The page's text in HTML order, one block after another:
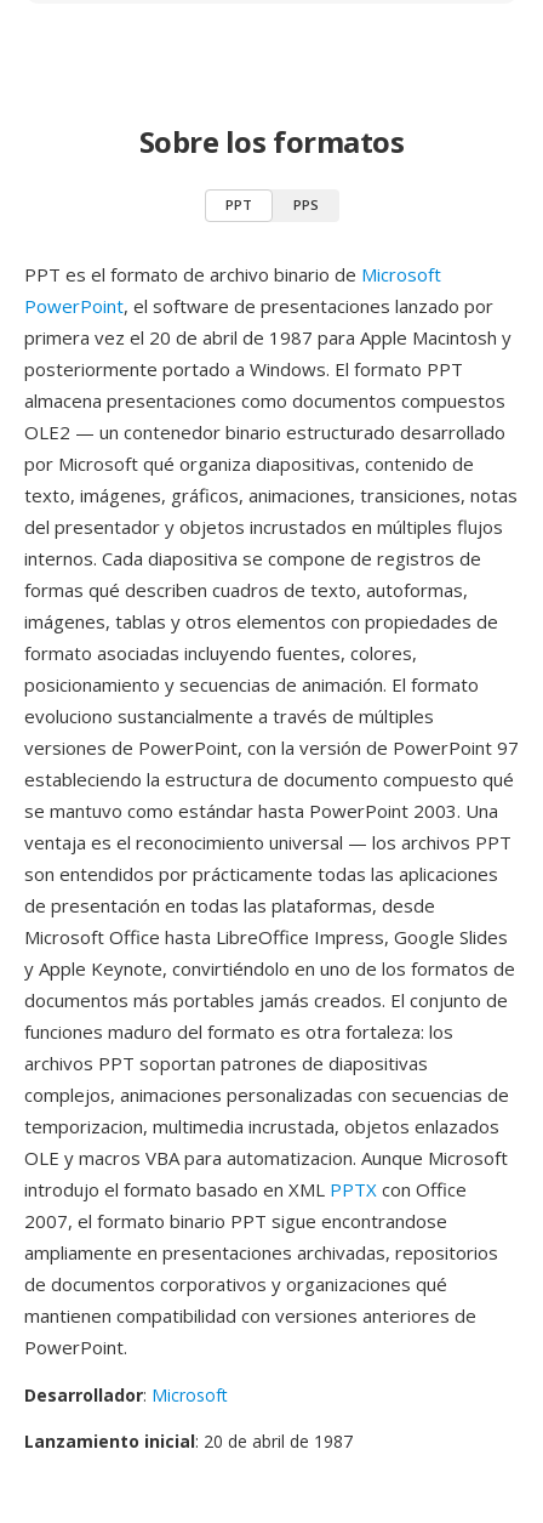
Sobre los formatos
PPT PPS
PPT es el formato de archivo binario de Microsoft
PowerPoint, el software de presentaciones lanzado por
primera vez el 20 de abril de 1987 para Apple Macintosh y
posteriormente portado a Windows. El formato PPT
almacena presentaciones como documentos compuestos
OLE2 — un contenedor binario estructurado desarrollado
por Microsoft qué organiza diapositivas, contenido de
texto, imágenes, gráficos, animaciones, transiciones, notas
del presentador y objetos incrustados en múltiples flujos
internos. Cada diapositiva se compone de registros de
formas qué describen cuadros de texto, autoformas,
imágenes, tablas y otros elementos con propiedades de
formato asociadas incluyendo fuentes, colores,
posicionamiento y secuencias de animación. El formato
evoluciono sustancialmente a través de múltiples
versiones de PowerPoint, con la versión de PowerPoint 97
estableciendo la estructura de documento compuesto qué
se mantuvo como estándar hasta PowerPoint 2003. Una
ventaja es el reconocimiento universal — los archivos PPT
son entendidos por prácticamente todas las aplicaciones
de presentación en todas las plataformas, desde
Microsoft Office hasta LibreOffice Impress, Google Slides
y Apple Keynote, convirtiéndolo en uno de los formatos de
documentos más portables jamás creados. El conjunto de
funciones maduro del formato es otra fortaleza: los
archivos PPT soportan patrones de diapositivas
complejos, animaciones personalizadas con secuencias de
temporizacion, multimedia incrustada, objetos enlazados
OLE y macros VBA para automatizacion. Aunque Microsoft
introdujo el formato basado en XML PPTX con Office
2007, el formato binario PPT sigue encontrandose
ampliamente en presentaciones archivadas, repositorios
de documentos corporativos y organizaciones qué
mantienen compatibilidad con versiones anteriores de
PowerPoint.
Desarrollador: Microsoft
Lanzamiento inicial: 20 de abril de 1987